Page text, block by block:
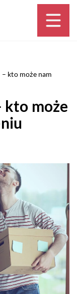
kto może nam
kto może